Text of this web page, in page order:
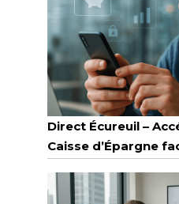
Direct Écureuil –
Caisse d’Épargne